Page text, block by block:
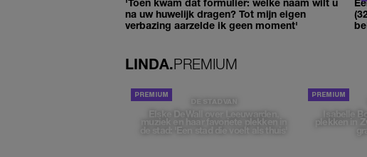
'Toen kwam dat formulier: welke naam wilt u
na uw huwelijk dragen? Tot mijn eigen
verbazing aarzelde ik geen moment'
LINDA.PREMIUM
DE STAD VAN
Elske DeWall over Leeuwarden,
muziek en haar favoriete plekken in
de stad: 'Een stad die voelt als thuis'
Isabelle
plekken in